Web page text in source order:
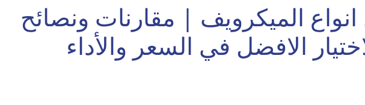
الميكرويف | مقارنات ونصائح
الافضل في السعر والأداء